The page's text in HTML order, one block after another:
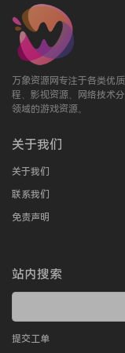
万象资源网专注于各类优
程、影视资源、网络技术
领域的游戏资源。
关于我们
关于我们
联系我们
免责声明
站内搜索
提交工单